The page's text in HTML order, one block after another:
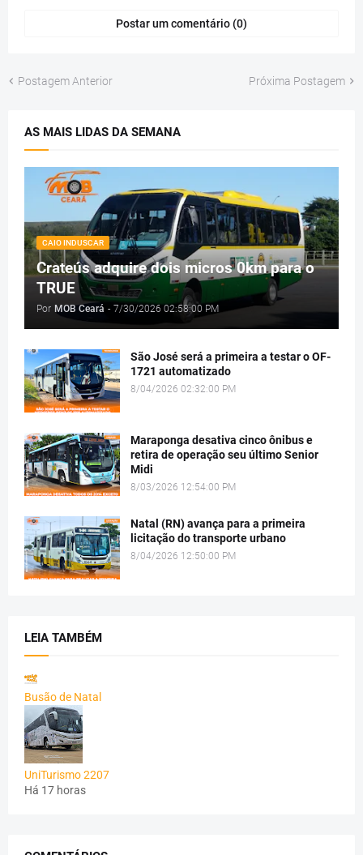
Postar um comentário (0)
Postagem Anterior Próxima Postagem
AS MAIS LIDAS DA SEMANA
CAIO INDUSCAR
Crateús adquire dois micros 0km para o
TRUE
Por MOB Ceará - 7/30/2026 02:58:00 PM
São José será a primeira a testar o OF-
1721 automatizado
8/04/2026 02:32:00 PM
Maraponga desativa cinco ônibus e
retira de operação seu último Senior
Midi
8/03/2026 12:54:00 PM
Natal (RN) avança para a primeira
licitação do transporte urbano
8/04/2026 12:50:00 PM
LEIA TAMBÉM
Busão de Natal
UniTurismo 2207
Há 17 horas